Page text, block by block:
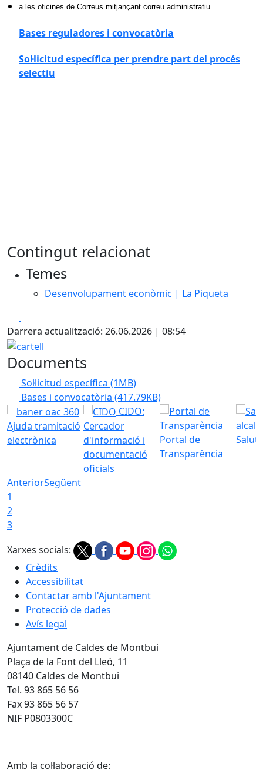
a les oficines de Correus mitjançant correu administratiu
Bases reguladores i convocatòria
Sol·licitud específica per prendre part del procés
selectiu
Contingut relacionat
Temes
Desenvolupament econòmic | La Piqueta
Darrera actualització: 26.06.2026 | 08:54
cartell
Documents
Sol·licitud específica (1MB)
Bases i convocatòria (417.79KB)
Ajuda tramitació
electrònica
CIDO:
Cercador
d'informació i
documentació
oficials
Portal de
Transparència
AnteriorSegüent
1
2
3
Xarxes socials:
Crèdits
Accessibilitat
Contactar amb l'Ajuntament
Protecció de dades
Avís legal
Ajuntament de Caldes de Montbui
Plaça de la Font del Lleó, 11
08140 Caldes de Montbui
Tel. 93 865 56 56
Fax 93 865 56 57
NIF P0803300C
Amb la col·laboració de: